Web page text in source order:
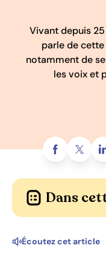
Vivant depuis
parle de
notamment de
les voix et
Partagez
Dans
Écoutez cet article